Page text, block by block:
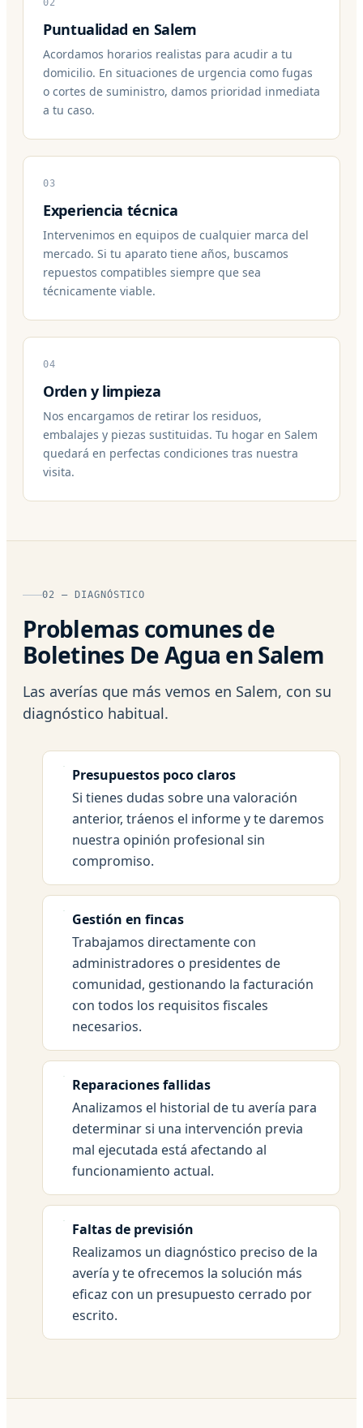
Puntualidad en Salem
Acordamos horarios realistas para acudir a tu
domicilio. En situaciones de urgencia como fugas
o cortes de suministro, damos prioridad inmediata
a tu caso.
03
Experiencia técnica
Intervenimos en equipos de cualquier marca del
mercado. Si tu aparato tiene años, buscamos
repuestos compatibles siempre que sea
técnicamente viable.
04
Orden y limpieza
Nos encargamos de retirar los residuos,
embalajes y piezas sustituidas. Tu hogar en Salem
quedará en perfectas condiciones tras nuestra
visita.
02 — DIAGNÓSTICO
Problemas comunes de
Boletines De Agua en Salem
Las averías que más vemos en Salem, con su
diagnóstico habitual.
Presupuestos poco claros
Si tienes dudas sobre una valoración
anterior, tráenos el informe y te daremos
nuestra opinión profesional sin
compromiso.
Gestión en fincas
Trabajamos directamente con
administradores o presidentes de
comunidad, gestionando la facturación
con todos los requisitos fiscales
necesarios.
Reparaciones fallidas
Analizamos el historial de tu avería para
determinar si una intervención previa
mal ejecutada está afectando al
funcionamiento actual.
Faltas de previsión
Realizamos un diagnóstico preciso de la
avería y te ofrecemos la solución más
eficaz con un presupuesto cerrado por
escrito.